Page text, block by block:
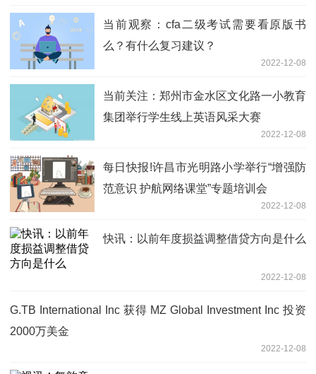
当前观察：cfa二级考试需要看原版书
么？有什么复习建议？
2022-12-08
当前关注：郑州市金水区文化路一小教育
集团举行学生线上英语风采大赛
2022-12-08
每日快报!许昌市光明路小学举行“增强防
范意识 护航网络课堂”专题培训会
2022-12-08
快讯：以前年度损益调整借贷方向是什么
2022-12-08
G.TB International Inc 获得 MZ Global Investment Inc 投资
2000万美金
2022-12-08